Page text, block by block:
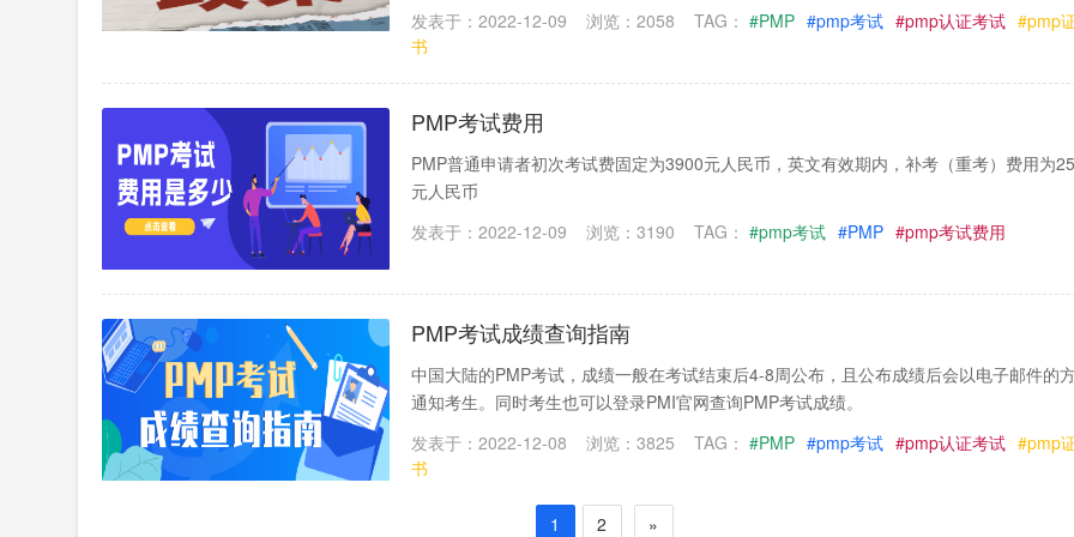
发表于：2022-12-09
浏览：2058 TAG： #PMP #pmp考试 #pmp认证考试 #pmp
书
PMP考试费用
PMP普通申请者初次考试费固定为3900元人民币，英文有效期内，补考（重考）费用为
元人民币
发表于：2022-12-09
浏览：3190 TAG： #pmp考试 #PMP #pmp考试费用
PMP考试成绩查询指南
中国大陆的PMP考试，成绩一般在考试结束后4-8周公布，且公布成绩后会以电子邮件的
通知考生。同时考生也可以登录PMI官网查询PMP考试成绩。
发表于：2022-12-08
浏览：3825 TAG： #PMP #pmp考试 #pmp认证考试 #pmp
书
1 2 »